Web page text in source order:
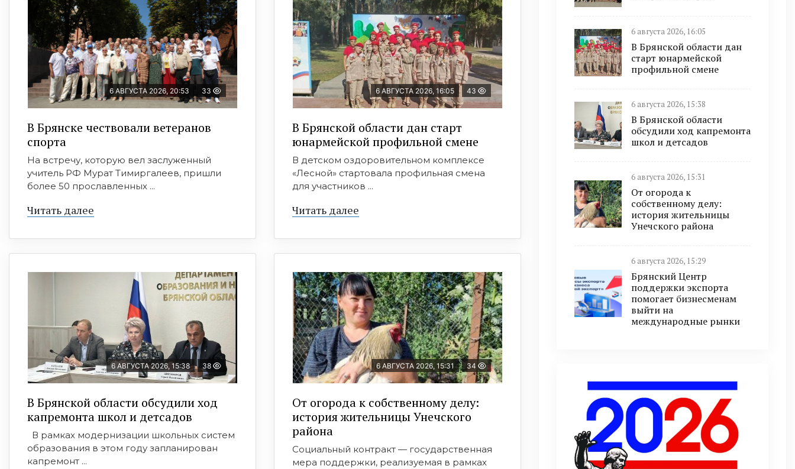
6 АВГУСТА 2026, 20:53 33
В Брянске чествовали ветеранов
спорта
На встречу, которую вел заслуженный
учитель РФ Мурат Тимиргалеев, пришли
более 50 прославленных ...
Читать далее
6 АВГУСТА 2026, 16:05 43
В Брянской области дан старт
юнармейской профильной смене
В детском оздоровительном комплексе
«Лесной» стартовала профильная смена
для участников ...
Читать далее
6 АВГУСТА 2026, 15:38 38
В Брянской области обсудили ход
капремонта школ и детсадов
В рамках модернизации школьных систем
образования в этом году запланирован
капремонт ...
6 АВГУСТА 2026, 15:31 34
От огорода к собственному делу:
история жительницы Унечского
района
Социальный контракт — государственная
мера поддержки, реализуемая в рамках
6 августа 2026, 16:05
В Брянской области дан
старт юнармейской
профильной смене
6 августа 2026, 15:38
В Брянской области
обсудили ход капремонта
школ и детсадов
6 августа 2026, 15:31
От огорода к
собственному делу:
история жительницы
Унечского района
6 августа 2026, 15:29
Брянский Центр
поддержки экспорта
помогает бизнесменам
выйти на
международные рынки